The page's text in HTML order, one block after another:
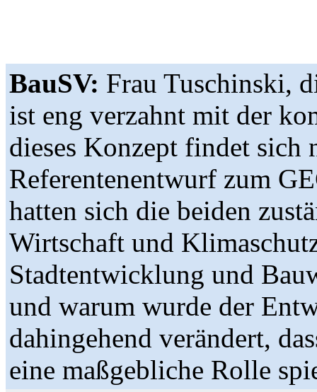
BauSV: Frau Tuschinski,
ist eng verzahnt mit der
dieses Konzept findet
Referentenentwurf zum
hatten sich die beiden
Wirtschaft und
Stadtentwicklung und
und warum wurde der
dahingehend verändert,
eine maßgebliche Rolle